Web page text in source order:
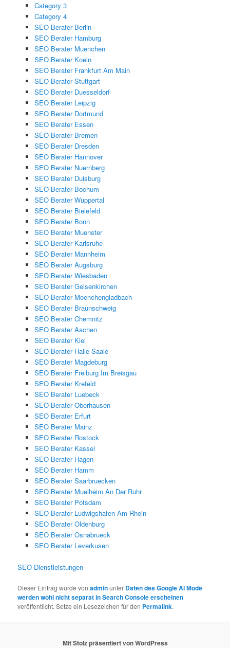
Category 3
Category 4
SEO Berater Berlin
SEO Berater Hamburg
SEO Berater Muenchen
SEO Berater Koeln
SEO Berater Frankfurt Am Main
SEO Berater Stuttgart
SEO Berater Duesseldorf
SEO Berater Leipzig
SEO Berater Dortmund
SEO Berater Essen
SEO Berater Bremen
SEO Berater Dresden
SEO Berater Hannover
SEO Berater Nuernberg
SEO Berater Duisburg
SEO Berater Bochum
SEO Berater Wuppertal
SEO Berater Bielefeld
SEO Berater Bonn
SEO Berater Muenster
SEO Berater Karlsruhe
SEO Berater Mannheim
SEO Berater Augsburg
SEO Berater Wiesbaden
SEO Berater Gelsenkirchen
SEO Berater Moenchengladbach
SEO Berater Braunschweig
SEO Berater Chemnitz
SEO Berater Aachen
SEO Berater Kiel
SEO Berater Halle Saale
SEO Berater Magdeburg
SEO Berater Freiburg Im Breisgau
SEO Berater Krefeld
SEO Berater Luebeck
SEO Berater Oberhausen
SEO Berater Erfurt
SEO Berater Mainz
SEO Berater Rostock
SEO Berater Kassel
SEO Berater Hagen
SEO Berater Hamm
SEO Berater Saarbruecken
SEO Berater Muelheim An Der Ruhr
SEO Berater Potsdam
SEO Berater Ludwigshafen Am Rhein
SEO Berater Oldenburg
SEO Berater Osnabrueck
SEO Berater Leverkusen
SEO Dienstleistungen
Dieser Eintrag wurde vonadminunter Daten des Google AI Mode
werden wohl nicht separat in Search Console erscheinen
veröffentlicht. Setze ein Lesezeichen für den Permalink.
Mit Stolz präsentiert von WordPress